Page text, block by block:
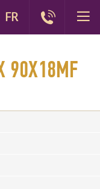
90X18MF
FR